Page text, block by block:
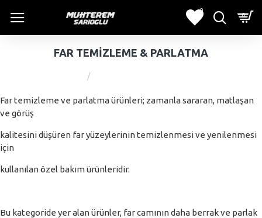
0
0
FAR TEMIZLEME & PARLATMA
Far temizleme ve parlatma ürünleri; zamanla sararan, matlaşan
ve görüş
kalitesini düşüren far yüzeylerinin temizlenmesi ve yenilenmesi
için
kullanılan özel bakım ürünleridir.
Bu kategoride yer alan ürünler, far camının daha berrak ve parlak